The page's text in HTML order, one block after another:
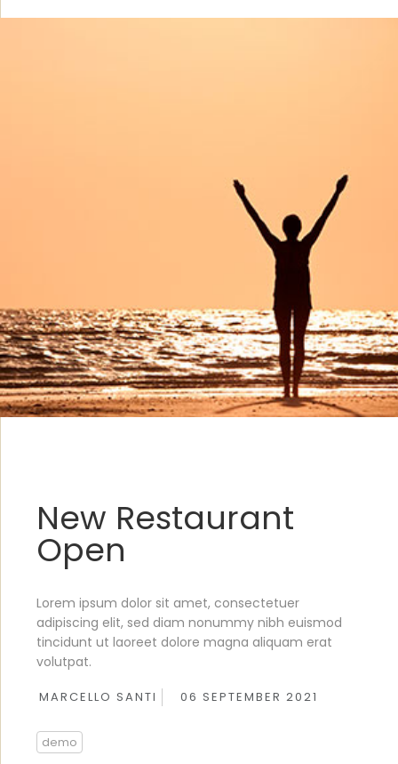
New Restaurant
Open
Lorem ipsum dolor sit amet, consectetuer
adipiscing elit, sed diam nonummy nibh euismod
tincidunt ut laoreet dolore magna aliquam erat
volutpat.
MARCELLO SANTI 06 SEPTEMBER 2021
demo